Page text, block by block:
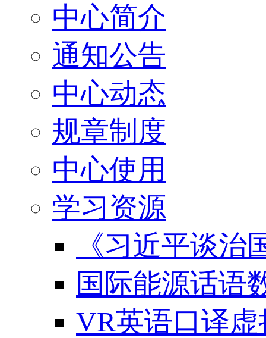
中心简介
通知公告
中心动态
规章制度
中心使用
学习资源
《习近平谈
国际能源话语
VR英语口译